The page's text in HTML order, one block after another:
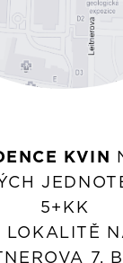
KVIN
5+KK
LOKALITĚ
7,